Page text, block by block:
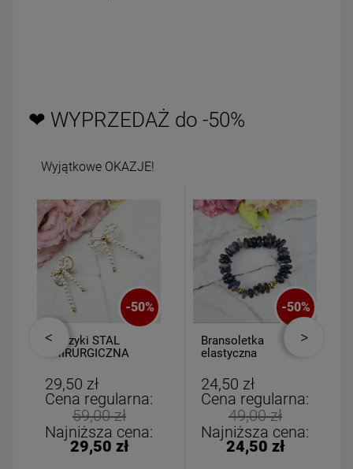
❤ WYPRZEDAŻ do -50%
Wyjątkowe OKAZJE!
-50%
Kolczyki STAL
CHIRURGICZNA
perełki
29,50 zł
Cena regularna:
59,00 zł
Najniższa cena:
29,50 zł
-50%
Bransoletka
elastyczna
24,50 zł
Cena regularna:
49,00 zł
Najniższa cena:
24,50 zł